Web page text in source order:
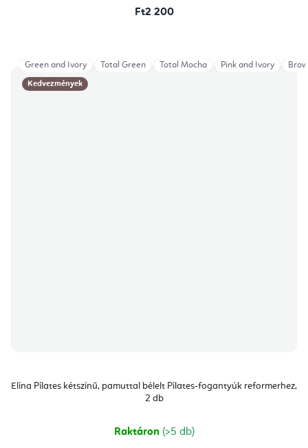
Ft2 200
Kedvezmények
Elina Pilates kétszínű, pamuttal bélelt Pilates-fogantyúk reformerhez,
2 db
Raktáron (>5 db)
Green and Ivory Total Green Total Mocha Pink and Ivory